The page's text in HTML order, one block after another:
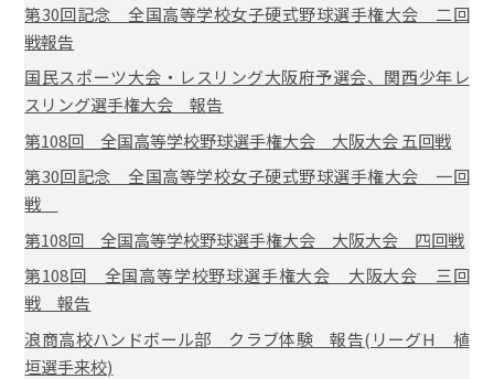
第30回記念 全国高等学校女子硬式野球選手権大会 二回
戦報告
国民スポーツ大会・レスリング大阪府予選会、関西少年レ
スリング選手権大会 報告
第108回 全国高等学校野球選手権大会 大阪大会 五回戦
第30回記念 全国高等学校女子硬式野球選手権大会 一回
戦
第108回 全国高等学校野球選手権大会 大阪大会 四回戦
第108回 全国高等学校野球選手権大会 大阪大会 三回
戦 報告
浪商高校ハンドボール部 クラブ体験 報告(リーグH 植
垣選手来校)